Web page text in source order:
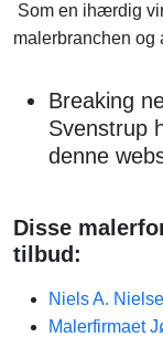
Som en ihærdig
malerbranchen og
Breaking
Svenstrup
denne
Disse
tilbud:
Niels A.
Malerfirmaet